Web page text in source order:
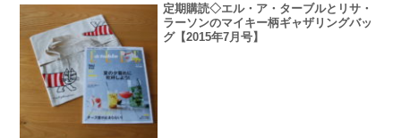
定期購読◇エル・ア・ターブルとリサ・
ラーソンのマイキー柄ギャザリングバッ
グ【2015年7月号】